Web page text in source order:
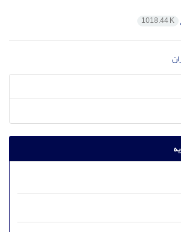
1018.44 K